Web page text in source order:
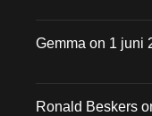
Gemma on 1 juni
Ronald Beskers